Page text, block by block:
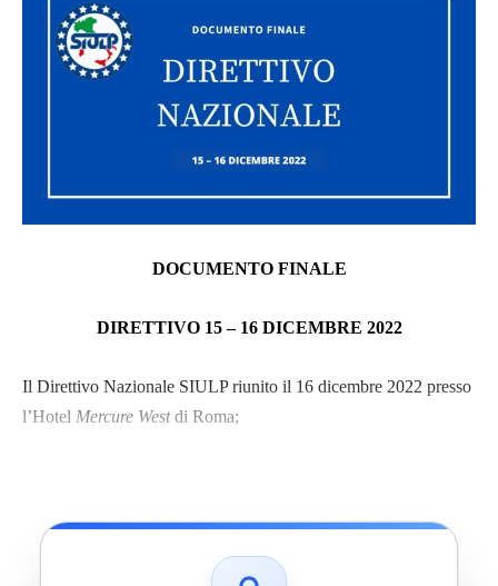
DOCUMENTO FINALE
DIRETTIVO 15 – 16 DICEMBRE 2022
Il Direttivo Nazionale SIULP riunito il 16 dicembre 2022 presso
l’Hotel Mercure Westdi Roma;